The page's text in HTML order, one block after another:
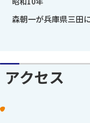
森朝一が兵庫県三田
アクセス